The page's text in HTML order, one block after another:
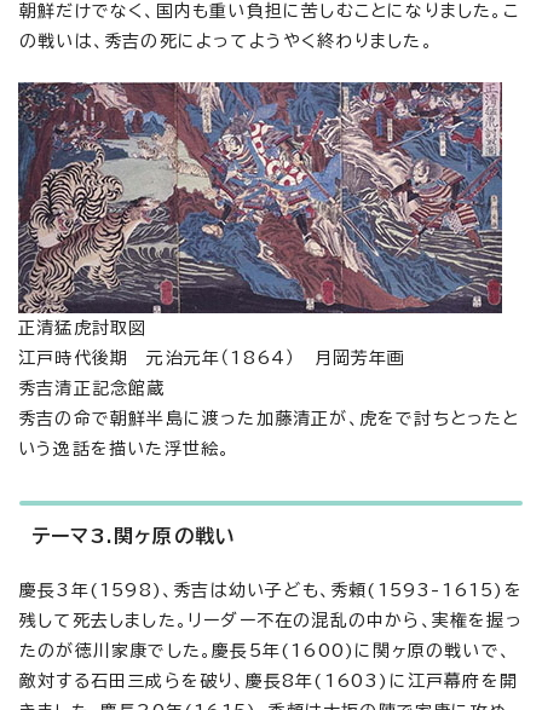
朝鮮だけでなく、国内も重い負担に苦しむことになりました。こ
の戦いは、秀吉の死によってようやく終わりました。
正清猛虎討取図
江戸時代後期 元治元年（1864） 月岡芳年画
秀吉清正記念館蔵
秀吉の命で朝鮮半島に渡った加藤清正が、虎をで討ちとったと
いう逸話を描いた浮世絵。
テーマ3.関ヶ原の戦い
慶長3年(1598)、秀吉は幼い子ども、秀頼(1593-1615)を
残して死去しました。リーダー不在の混乱の中から、実権を握っ
たのが徳川家康でした。慶長5年(1600)に関ヶ原の戦いで、
敵対する石田三成らを破り、慶長8年(1603)に江戸幕府を開